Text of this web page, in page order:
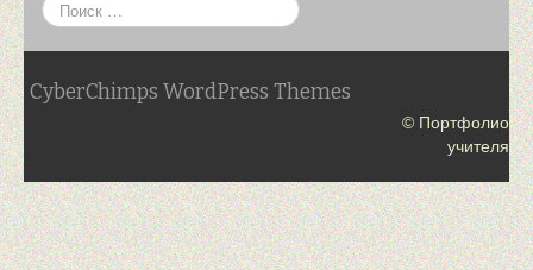
CyberChimps WordPress Themes
© Портфолио
учителя